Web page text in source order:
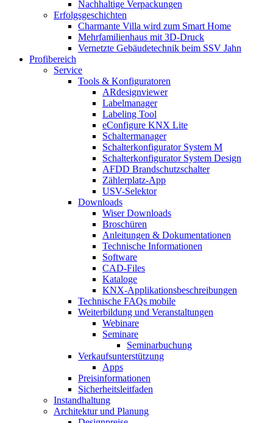
Nachhaltige Verpackungen
Erfolgsgeschichten
Charmante Villa wird zum Smart Home
Mehrfamilienhaus mit 3D-Druck
Vernetzte Gebäudetechnik beim SSV Jahn
Profibereich
Service
Tools & Konfiguratoren
ARdesignviewer
Labelmanager
Labeling Tool
eConfigure KNX Lite
Schaltermanager
Schalterkonfigurator System M
Schalterkonfigurator System Design
AFDD Brandschutzschalter
Zählerplatz-App
USV-Selektor
Downloads
Wiser Downloads
Broschüren
Anleitungen & Dokumentationen
Technische Informationen
Software
CAD-Files
Kataloge
KNX-Applikationsbeschreibungen
Technische FAQs mobile
Weiterbildung und Veranstaltungen
Webinare
Seminare
Seminarbuchung
Verkaufsunterstützung
Apps
Preisinformationen
Sicherheitsleitfaden
Instandhaltung
Architektur und Planung